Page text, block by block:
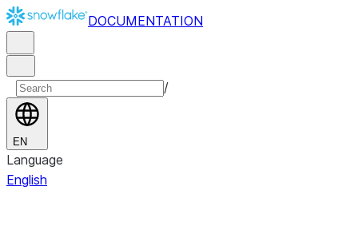
DOCUMENTATION
/
EN
Language
English